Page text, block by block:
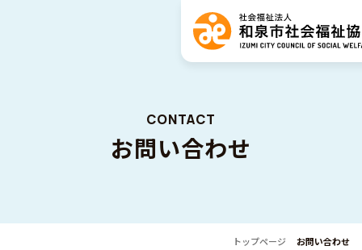
CONTACT
お問い合わせ
トップページ お問い合わせ